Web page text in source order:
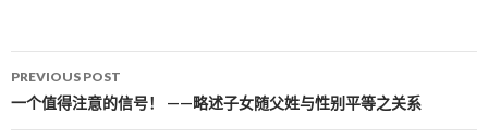
Post navigation
PREVIOUS POST
一个值得注意的信号！ ——略述子女随父姓与性别平等之关系